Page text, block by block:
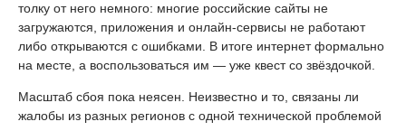
толку от него немного: многие российские сайты не
загружаются, приложения и онлайн-сервисы не работают
либо открываются с ошибками. В итоге интернет формально
на месте, а воспользоваться им — уже квест со звёздочкой.
Масштаб сбоя пока неясен. Неизвестно и то, связаны ли
жалобы из разных регионов с одной технической проблемой